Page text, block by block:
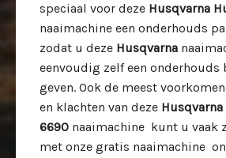
speciaal voor deze Husqvarna
naaimachine een onderhouds
zodat u deze Husqvarna
eenvoudig zelf een
geven. Ook de meest
en klachten van deze
6690 naaimachine kunt u vaak
met onze gratis naaimachine